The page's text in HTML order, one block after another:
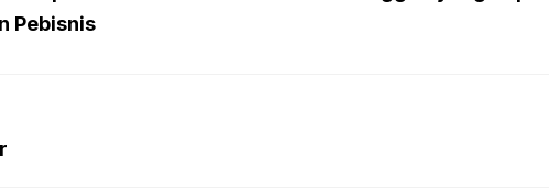
Pebisnis